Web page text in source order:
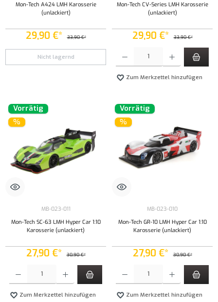
Mon-Tech A424 LMH Karosserie
(unlackiert)
29,90 €* 33,90 €*
Nicht lagernd
Mon-Tech CV-Series LMH Karosserie
(unlackiert)
29,90 €* 33,90 €*
Zum Merkzettel hinzufügen
Vorrätig
%
MB-023-011
Mon-Tech SC-63 LMH Hyper Car 1:10
Karosserie (unlackiert)
27,90 €* 30,90 €*
Zum Merkzettel hinzufügen
Vorrätig
%
MB-023-010
Mon-Tech GR-10 LMH Hyper Car 1:10
Karosserie (unlackiert)
27,90 €* 30,90 €*
Zum Merkzettel hinzufügen